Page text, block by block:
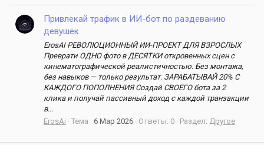
Привлекай трафик в ИИ-бот по раздеванию
девушек
ErosAI РЕВОЛЮЦИОННЫЙ ИИ-ПРОЕКТ ДЛЯ ВЗРОСЛЫХ
Преврати ОДНО фото в ДЕСЯТКИ откровенных сцен с
кинематографической реалистичностью. Без монтажа,
без навыков — только результат. ЗАРАБАТЫВАЙ 20% С
КАЖДОГО ПОПОЛНЕНИЯ Создай СВОЕГО бота за 2
клика и получай пассивный доход с каждой транзакции
в...
ErosAi
Тема 6 Мар 2026 Ответы: 0 Раздел: Другое